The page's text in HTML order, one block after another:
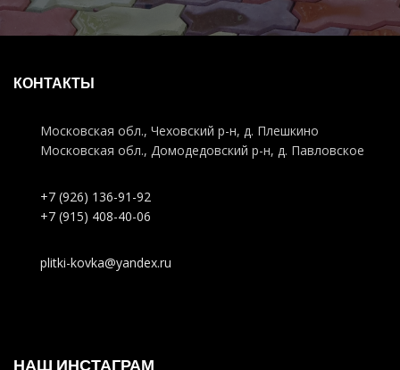
КОНТАКТЫ
Московская обл., Чеховский р-н, д. Плешкино
Московская обл., Домодедовский р-н, д. Павловское
+7 (926) 136-91-92
+7 (915) 408-40-06
plitki-kovka@yandex.ru